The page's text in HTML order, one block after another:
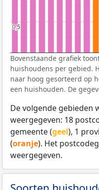
0,5
0,5
Bovenstaande grafiek
huishoudens per gebied.
naar hoog gesorteerd op
een huishouden. De
De volgende gebieden
weergegeven: 18
gemeente (geel), 1
(oranje). Het
weergegeven.